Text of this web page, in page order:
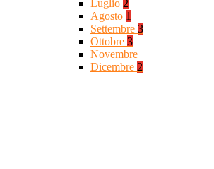
Luglio 2
Agosto 1
Settembre 3
Ottobre 3
Novembre
Dicembre 2